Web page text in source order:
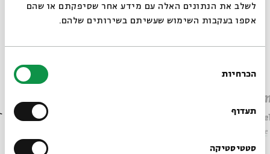
לשלב את הנתונים האלה עם מידע אחר שסיפקתם או שהם
אספו בעקבות השימוש שעשיתם בשירותים שלהם.
הסכמה
הכרחיות
תעדוף
סטטיסטיקה
Dr. Asael Ableman Dr.
BEIT AVI CHAI’s programs!
Sign up for our newsletter!